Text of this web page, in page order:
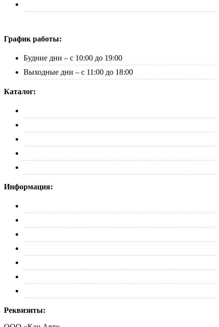
График работы:
Будние дни – с 10:00 до 19:00
Выходные дни – с 11:00 до 18:00
Каталог:
Информация:
Реквизиты: